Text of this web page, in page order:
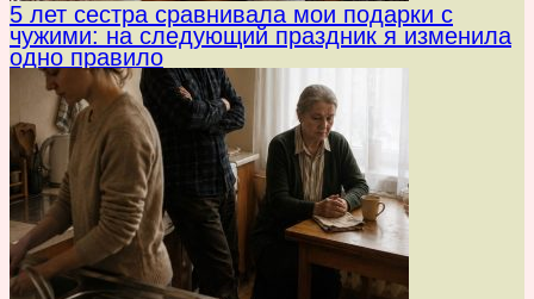
5 лет сестра сравнивала мои подарки с
чужими: на следующий праздник я изменила
одно правило